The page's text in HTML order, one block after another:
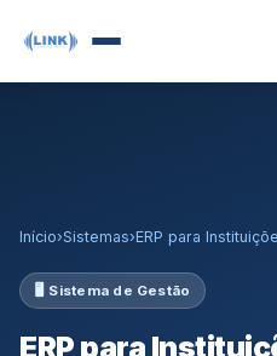
Início›Sistemas›ERP para
🖥️ Sistema de Gestão
ERP para